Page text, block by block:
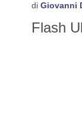
di Giovanni
Flash